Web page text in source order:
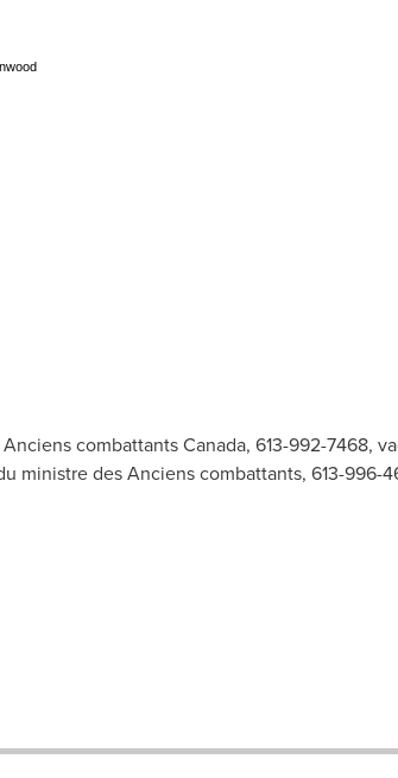
combattants Canada, 613-992-7468,
ministre des Anciens combattants, 613-996-